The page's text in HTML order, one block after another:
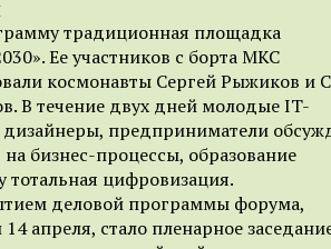
традиционная площадка
Ее участников с борта МКС
космонавты Сергей Рыжиков и
В течение двух дней молодые IT-
дизайнеры, предприниматели
бизнес-процессы, образование
тотальная цифровизация.
деловой программы форума,
апреля, стало пленарное